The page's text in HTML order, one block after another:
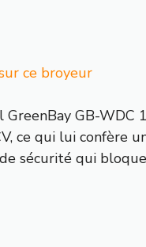
ce broyeur
GB-WDC
ce qui lui confère
sécurité qui